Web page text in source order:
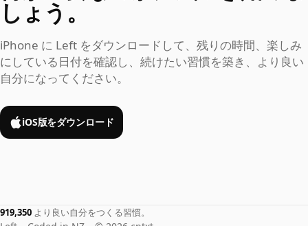
しょう。
iPhone に Left をダウンロードして、残りの時間、楽しみ
にしている日付を確認し、続けたい習慣を築き、より良い
自分になってください。
iOS版をダウンロード
919,350 より良い自分をつくる習慣。